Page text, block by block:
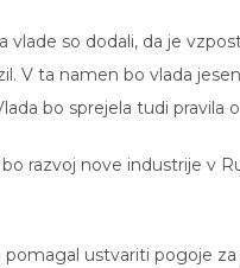
vlade so dodali, da je
V ta namen bo vlada
bo sprejela tudi pravila
razvoj nove industrije v
ustvariti pogoje